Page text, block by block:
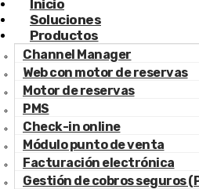
Claves para potenciar las
Inicio
Soluciones
Productos
Channel Manager
Web con motor de reservas
Motor de reservas
PMS
Check-in online
Módulo punto de venta
Facturación electrónica
Gestión de cobros seguros